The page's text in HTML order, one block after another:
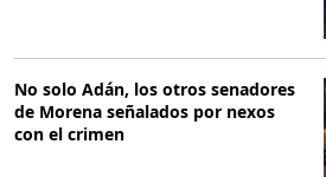
No solo Adán, los otros senadores
de Morena señalados por nexos
con el crimen